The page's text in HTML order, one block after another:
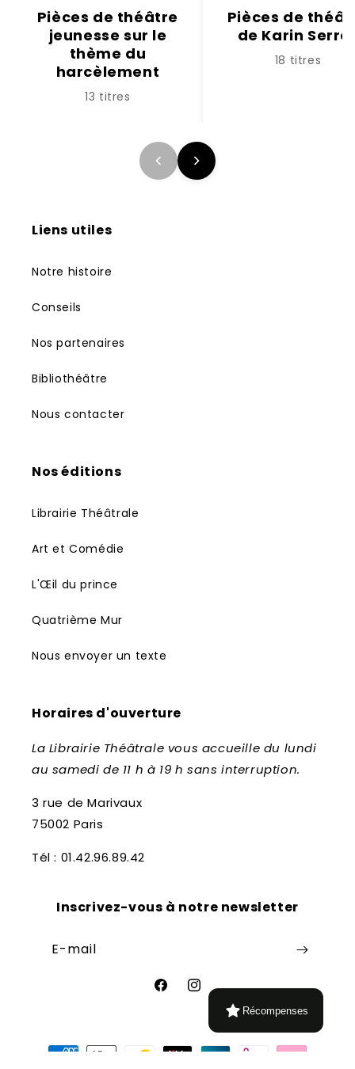
Pièces de théâtre
jeunesse sur le
thème du
harcèlement
13 titres
Pièces de
de Karin
18 titres
Liens utiles
Notre histoire
Conseils
Nos partenaires
Bibliothéâtre
Nous contacter
Nos éditions
Librairie Théâtrale
Art et Comédie
L'Œil du prince
Quatrième Mur
Nous envoyer un texte
Horaires d'ouverture
La Librairie Théâtrale vous accueille du lundi
au samedi de 11 h à 19 h sans interruption.
3 rue de Marivaux
75002 Paris
Tél : 01.42.96.89.42
Inscrivez-vous à notre newsletter
E-mail
FacebookInstagram
Moyens
Récompenses